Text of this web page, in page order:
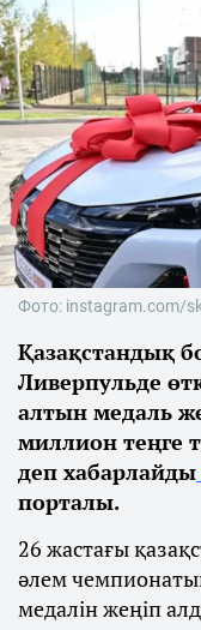
Фото: instagram.com/
Қазақстандық
Ливерпульде
алтын медаль
миллион теңге
деп хабарлайды
порталы.
26 жастағы
әлем
медалін жеңіп